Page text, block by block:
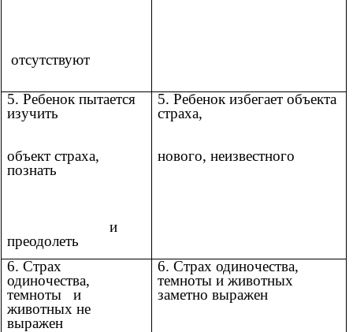
отсутствуют
5. Ребенок пытается
изучить
объект страха,
познать
и
преодолеть
5. Ребенок избегает объекта
страха,
нового, неизвестного
6. Страх
одиночества,
темноты и
животных не
выражен
6. Страх одиночества,
темноты и животных
заметно выражен